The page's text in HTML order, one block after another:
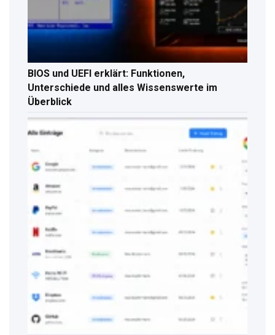
BIOS und UEFI erklärt: Funktionen,
Unterschiede und alles Wissenswerte im
Überblick